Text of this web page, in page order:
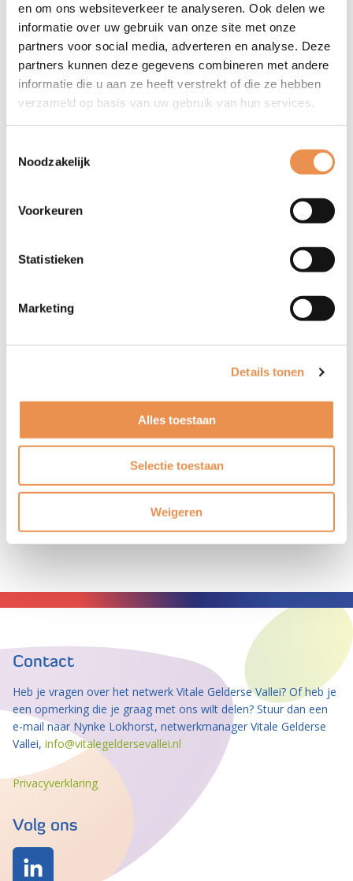
en om ons websiteverkeer te analyseren. Ook delen we
informatie over uw gebruik van onze site met onze
partners voor social media, adverteren en analyse. Deze
partners kunnen deze gegevens combineren met andere
informatie die u aan ze heeft verstrekt of die ze hebben
verzameld op basis van uw gebruik van hun services.
Noodzakelijk
Voorkeuren
Statistieken
Marketing
Details tonen
Alles toestaan
Selectie toestaan
Weigeren
(zorg)professionals en bestuurders geven we op
die manier vorm aan de digitale transformatie van
zorgprocessen en het digitale zorglandschap die
dit faciliteert.
deze coalitie.
ICT en digitalisering –
gegevensuitwisseling
Zorgorganisaties in de Gelderse Vallei starten een
regionaal ondersteuningsplatform om gegevens van
elkaars patiënten te kunnen inzien. Dit maakt de…
Contact
Heb je vragen over het netwerk Vitale Gelderse Vallei? Of heb je
een opmerking die je graag met ons wilt delen? Stuur dan een
e-mail naar Nynke Lokhorst, netwerkmanager Vitale Gelderse
Vallei, info@vitalegeldersevallei.nl
Privacyverklaring
Volg ons